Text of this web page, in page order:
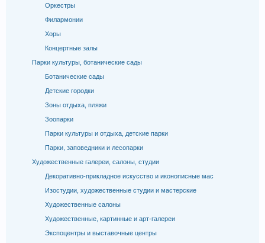
Оркестры
Филармонии
Хоры
Концертные залы
Парки культуры, ботанические сады
Ботанические сады
Детские городки
Зоны отдыха, пляжи
Зоопарки
Парки культуры и отдыха, детские парки
Парки, заповедники и лесопарки
Художественные галереи, салоны, студии
Декоративно-прикладное искусство и иконописные мас
Изостудии, художественные студии и мастерские
Художественные салоны
Художественные, картинные и арт-галереи
Экспоцентры и выставочные центры